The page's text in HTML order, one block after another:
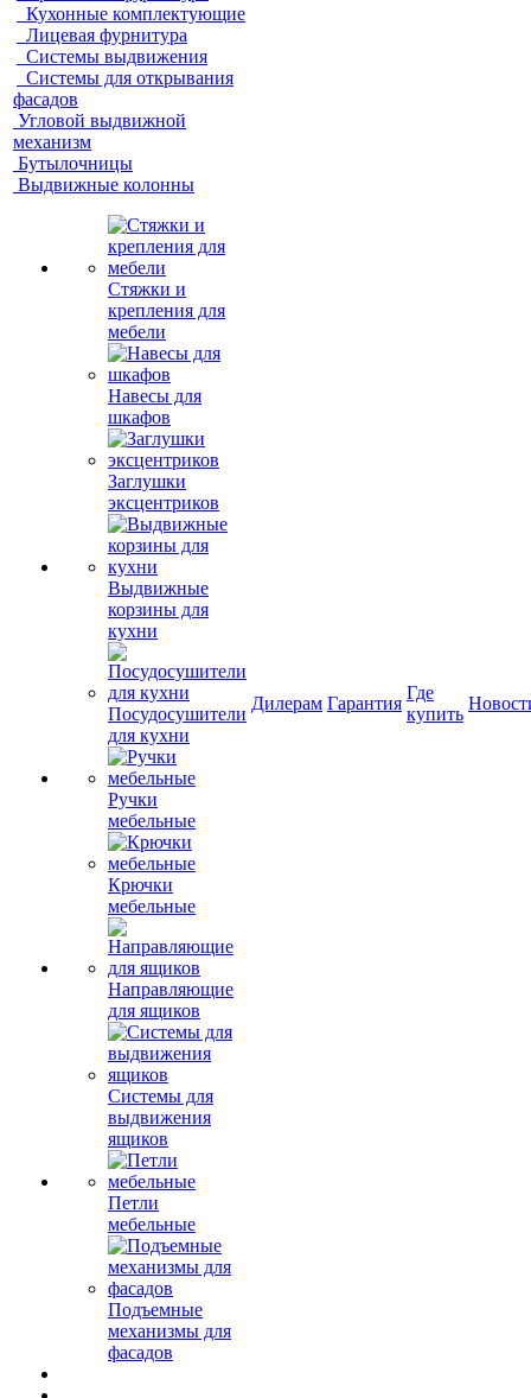
Кухонные комплектующие
Лицевая фурнитура
Системы выдвижения
Системы для открывания
фасадов
Угловой выдвижной
механизм
Бутылочницы
Выдвижные колонны
Стяжки и
крепления для
мебели
Навесы для
шкафов
Заглушки
эксцентриков
Выдвижные
корзины для
кухни
Посудосушители
для кухни
Ручки
мебельные
Крючки
мебельные
Направляющие
для ящиков
Системы для
выдвижения
ящиков
Петли
мебельные
Подъемные
механизмы для
фасадов
Дилерам Гарантия
Где
купить